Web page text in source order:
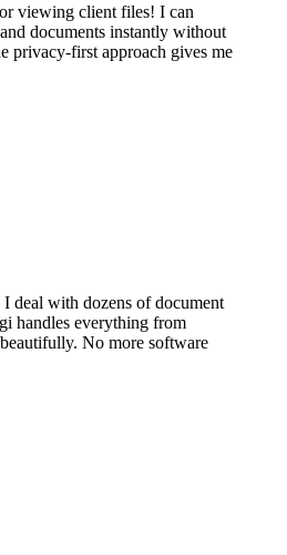
viewing client files! I can
documents instantly without
privacy-first approach gives me
deal with dozens of document
handles everything from
No more software